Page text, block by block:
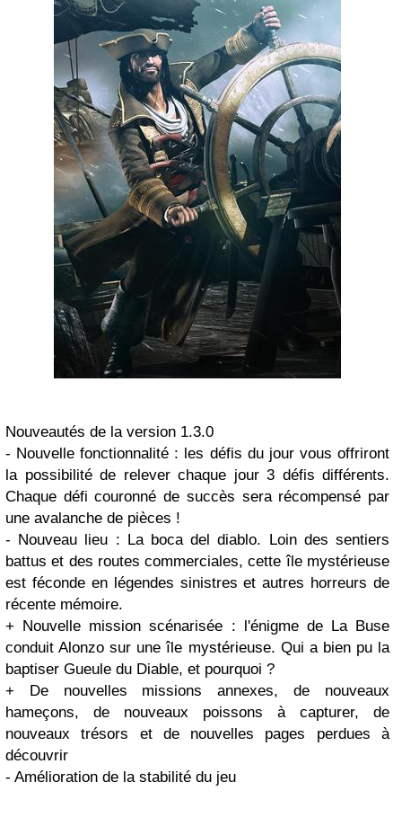
Nouveautés de la version 1.3.0
- Nouvelle fonctionnalité : les défis du jour vous offriront
la possibilité de relever chaque jour 3 défis différents.
Chaque défi couronné de succès sera récompensé par
une avalanche de pièces !
- Nouveau lieu : La boca del diablo. Loin des sentiers
battus et des routes commerciales, cette île mystérieuse
est féconde en légendes sinistres et autres horreurs de
récente mémoire.
+ Nouvelle mission scénarisée : l'énigme de La Buse
conduit Alonzo sur une île mystérieuse. Qui a bien pu la
baptiser Gueule du Diable, et pourquoi ?
+ De nouvelles missions annexes, de nouveaux
hameçons, de nouveaux poissons à capturer, de
nouveaux trésors et de nouvelles pages perdues à
découvrir
- Amélioration de la stabilité du jeu